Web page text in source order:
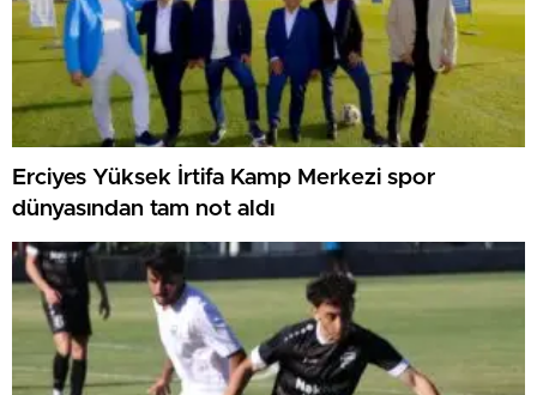
Erciyes Yüksek İrtifa Kamp Merkezi spor
dünyasından tam not aldı